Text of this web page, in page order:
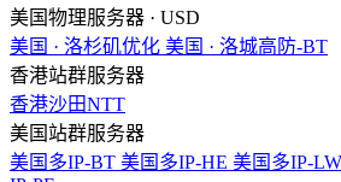
美国物理服务器 · USD
美国 · 洛杉矶优化 美国 · 洛城高防-BT
香港站群服务器
香港沙田NTT
美国站群服务器
美国多IP-BT 美国多IP-HE 美国多IP-LW